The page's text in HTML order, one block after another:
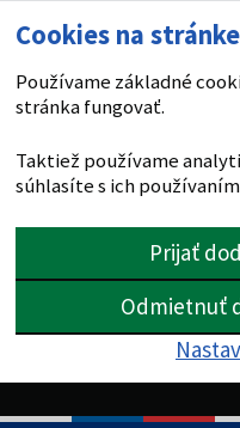
Cookies na
Používame základné
stránka fungovať.
Taktiež používame
súhlasíte s ich
Prijať
Odmietnuť